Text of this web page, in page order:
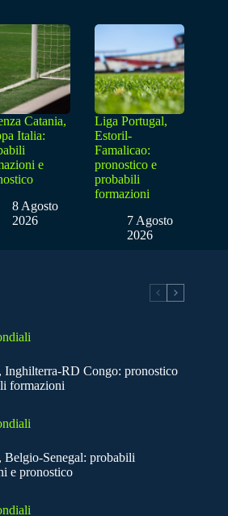
Catania,
Italia:
e
8 Agosto
2026
Liga Portugal,
Estoril-
Famalicao:
pronostico e
probabili
formazioni
7 Agosto
2026
Inghilterra-RD Congo: pronostico
formazioni
Senegal: probabili
e pronostico